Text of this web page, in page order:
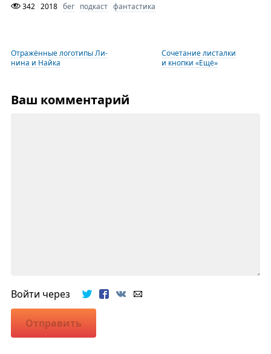
342 2018 бег подкаст фантастика
Отражённые логотипы Ли-
нина и Найка
Сочетание листалки
и кнопки «Ещё»
Ваш комментарий
Войти через
Отправить